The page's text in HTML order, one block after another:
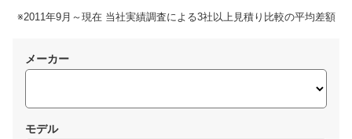
※2011年9月～現在 当社実績調査による3社以上見積り比較の平均差額
メーカー
モデル